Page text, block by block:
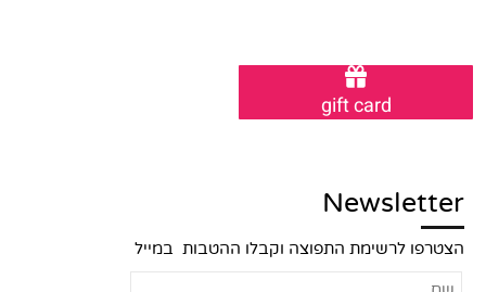
gift card
Newsletter
הצטרפו לרשימת התפוצה וקבלו ההטבות במייל